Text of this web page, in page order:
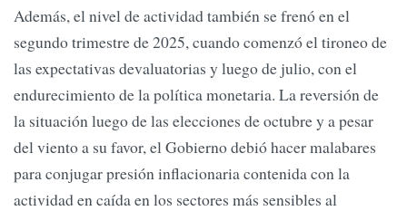
Además, el nivel de actividad también se frenó en el
segundo trimestre de 2025, cuando comenzó el tironeo de
las expectativas devaluatorias y luego de julio, con el
endurecimiento de la política monetaria. La reversión de
la situación luego de las elecciones de octubre y a pesar
del viento a su favor, el Gobierno debió hacer malabares
para conjugar presión inflacionaria contenida con la
actividad en caída en los sectores más sensibles al